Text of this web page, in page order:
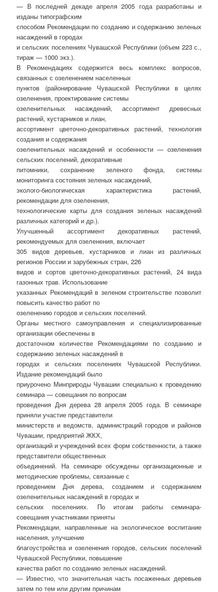
— В последней декаде апреля 2005 года разработаны и
изданы типографским
способом Рекомендации по созданию и содержанию зеленых
насаждений в городах
и сельских поселениях Чувашской Республики (объем 223 с.,
тираж — 1000 экз.).
В Рекомендациях содержится весь комплекс вопросов,
связанных с озеленением населенных
пунктов (районирование Чувашской Республики в целях
озеленения, проектирование системы
озеленительных насаждений, ассортимент древесных
растений, кустарников и лиан,
ассортимент цветочно-декоративных растений, технология
создания и содержания
озеленительных насаждений и особенности — озеленения
сельских поселений, декоративные
питомники, сохранение зеленого фонда, системы
мониторинга состояния зеленых насаждений,
эколого-биологическая характеристика растений,
рекомендации для озеленения,
технологические карты для создания зеленых насаждений
различных категорий и др.).
Улучшенный ассортимент декоративных растений,
рекомендуемых для озеленения, включает
305 видов деревьев, кустарников и лиан из различных
регионов России и зарубежных стран, 226
видов и сортов цветочно-декоративных растений, 24 вида
газонных трав. Использование
указанных Рекомендаций в зеленом строительстве позволит
повысить качество работ по
озеленению городов и сельских поселений.
Органы местного самоуправления и специализированные
организации обеспечены в
достаточном количестве Рекомендациями по созданию и
содержанию зеленых насаждений в
городах и сельских поселениях Чувашской Республики.
Издание рекомендаций было
приурочено Минприроды Чувашии специально к проведению
семинара — совещания по вопросам
проведения Дня дерева 28 апреля 2005 года. В семинаре
приняли участие представители
министерств и ведомств, администраций городов и районов
Чувашии, предприятий ЖКХ,
организаций и учреждений всех форм собственности, а также
представители общественных
объединений. На семинаре обсуждены организационные и
методические проблемы, связанные с
проведением Дня дерева, созданием и содержанием
озеленительных насаждений в городах и
сельских поселениях. По итогам работы семинара-
совещания участниками приняты
Рекомендации, направленные на экологическое воспитание
населения, улучшение
благоустройства и озеленения городов, сельских поселений
Чувашской Республики, повышение
качества работ по созданию зеленых насаждений.
— Известно, что значительная часть посаженных деревьев
затем по тем или другим причинам